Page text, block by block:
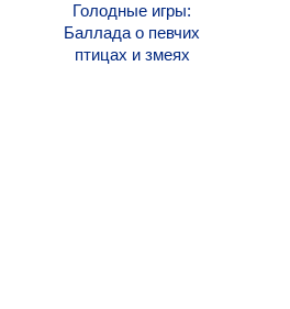
Голодные игры:
Баллада о певчих
птицах и змеях